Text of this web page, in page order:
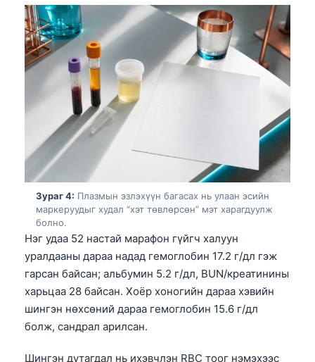
Зураг 4: Плазмын эзлэхүүн багасах нь улаан эсийн
маркеруудыг худал “хэт төвлөрсөн” мэт харагдуулж
болно.
Нэг удаа 52 настай марафон гүйгч халуун
уралдааны дараа надад гемоглобин 17.2 г/дл гэж
гарсан байсан; альбумин 5.2 г/дл, BUN/креатинины
харьцаа 28 байсан. Хоёр хоногийн дараа хэвийн
шингэн нөхсөний дараа гемоглобин 15.6 г/дл
болж, сандрал арилсан.
Шингэн дутагдал нь ихэвчлэн RBC тоог нэмэхээс